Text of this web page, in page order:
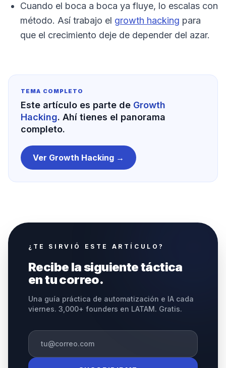
Cuando el boca a boca ya fluye, lo escalas con
método. Así trabajo el growth hacking para
que el crecimiento deje de depender del azar.
TEMA COMPLETO
Este artículo es parte de Growth
Hacking. Ahí tienes el panorama
completo.
Ver Growth Hacking →
¿TE SIRVIÓ ESTE ARTÍCULO?
Recibe la siguiente táctica
en tu correo.
Una guía práctica de automatización e IA cada
viernes. 3,000+ founders en LATAM. Gratis.